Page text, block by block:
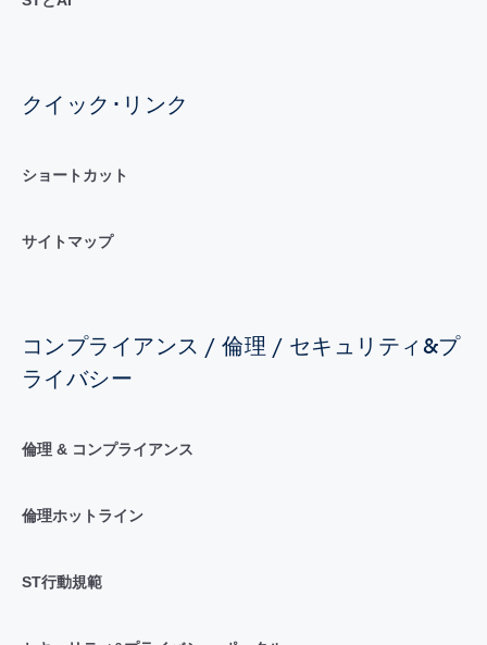
クイック･リンク
ショートカット
サイトマップ
コンプライアンス / 倫理 / セキュリティ&プ
ライバシー
倫理 & コンプライアンス
倫理ホットライン
ST行動規範